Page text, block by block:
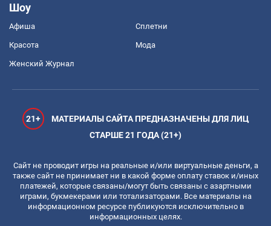
Шоу
Афиша Сплетни
Красота Мода
Женский Журнал
21+
МАТЕРИАЛЫ САЙТА ПРЕДНАЗНАЧЕНЫ ДЛЯ ЛИЦ
СТАРШЕ 21 ГОДА (21+)
Сайт не проводит игры на реальные и/или виртуальные деньги, а
также сайт не принимает ни в какой форме оплату ставок и/иных
платежей, которые связаны/могут быть связаны с азартными
играми, букмекерами или тотализаторами. Все материалы на
информационном ресурсе публикуются исключительно в
информационных целях.